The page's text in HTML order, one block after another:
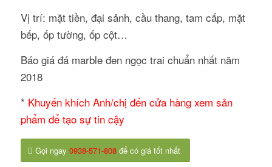
Vị trí: mặt tiền, đại sảnh, cầu thang, tam cấp, mặt
bếp, ốp tường, ốp cột…
Báo giá đá marble đen ngọc trai chuẩn nhất năm
2018
* Khuyến khích Anh/chị đến cửa hàng xem sản
phẩm để tạo sự tin cậy
Gọi ngay 0938-571-808để có giá tốt nhất